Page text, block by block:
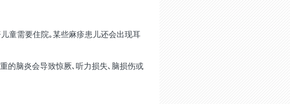
童需要住院｡某些麻疹患儿还会出现耳
的脑炎会导致惊厥､听力损失､脑损伤或